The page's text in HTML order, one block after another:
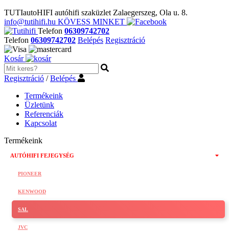
TUTIautoHIFI autóhifi szaküzlet Zalaegerszeg, Ola u. 8.
info@tutihifi.hu KÖVESS MINKET
Telefon 06309742702
Telefon 06309742702 Belépés Regisztráció
Kosár
Regisztráció /Belépés
Termékeink
Üzletünk
Referenciák
Kapcsolat
Termékeink
AUTÓHIFI FEJEGYSÉG
PIONEER
KENWOOD
SAL
JVC